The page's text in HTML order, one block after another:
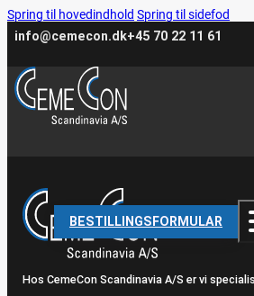
Spring til hovedindhold Spring til sidefod
info@cemecon.dk+45 70 22 11 61
BESTILLINGSFORMULAR
Hos CemeCon Scandinavia A/S er vi